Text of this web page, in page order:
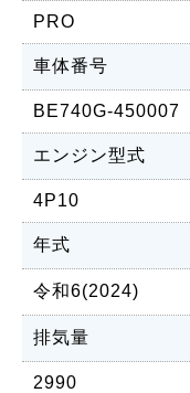
PRO
車体番号
BE740G-450007
エンジン型式
4P10
年式
令和6(2024)
排気量
2990